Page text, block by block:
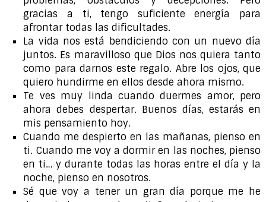
gracias a ti, tengo suficiente energía para
afrontar todas las dificultades.
La vida nos está bendiciendo con un nuevo día
juntos. Es maravilloso que Dios nos quiera tanto
como para darnos este regalo. Abre los ojos, que
quiero hundirme en ellos desde ahora mismo.
Te ves muy linda cuando duermes amor, pero
ahora debes despertar. Buenos días, estarás en
mis pensamiento hoy.
Cuando me despierto en las mañanas, pienso en
ti. Cuando me voy a dormir en las noches, pienso
en ti… y durante todas las horas entre el día y la
noche, pienso en nosotros.
Sé que voy a tener un gran día porque me he